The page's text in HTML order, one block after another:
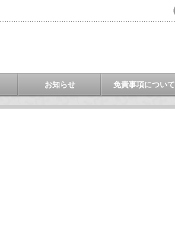
お知らせ 免責事項について